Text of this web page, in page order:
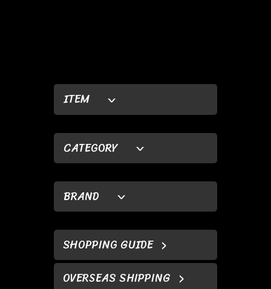
ITEM
CATEGORY
BRAND
SHOPPING GUIDE
OVERSEAS SHIPPING